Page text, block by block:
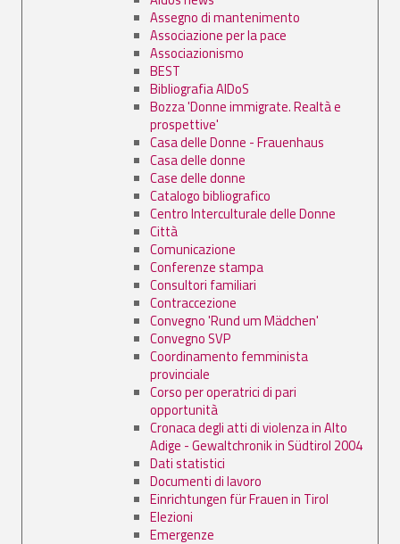
Assegno di mantenimento
Associazione per la pace
Associazionismo
BEST
Bibliografia AIDoS
Bozza 'Donne immigrate. Realtà e
prospettive'
Casa delle Donne - Frauenhaus
Casa delle donne
Case delle donne
Catalogo bibliografico
Centro Interculturale delle Donne
Città
Comunicazione
Conferenze stampa
Consultori familiari
Contraccezione
Convegno 'Rund um Mädchen'
Convegno SVP
Coordinamento femminista
provinciale
Corso per operatrici di pari
opportunità
Cronaca degli atti di violenza in Alto
Adige - Gewaltchronik in Südtirol 2004
Dati statistici
Documenti di lavoro
Einrichtungen für Frauen in Tirol
Elezioni
Emergenze